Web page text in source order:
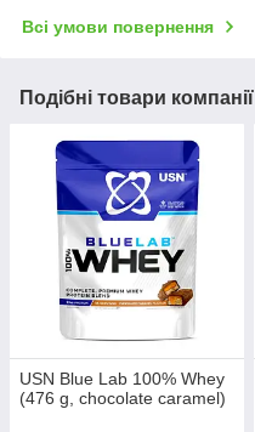
Всі умови повернення
Подібні товари компанії
USN Blue Lab 100% Whey
(476 g, chocolate caramel)